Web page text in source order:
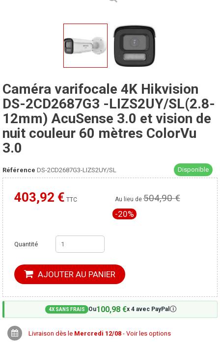
Caméra varifocale 4K Hikvision
DS-2CD2687G3 -LIZS2UY/SL(2.8-
12mm) AcuSense 3.0 et vision de
nuit couleur 60 mètres ColorVu
3.0
Référence DS-2CD2687G3-LIZS2UY/SL Disponible
403,92 € TTC
Moins cher ailleurs ? Au lieu de504,90 €
-20%
Quantité
AJOUTER AU PANIER
4X SANS FRAIS Ou100,98 €x 4 avec PayPal🛈
Livraison dès le Mercredi 12/08 - Voir les options